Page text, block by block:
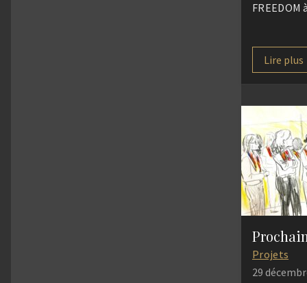
Lire plus
Projets
29